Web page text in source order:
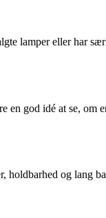
lamper eller har
god idé at se, om
og lang